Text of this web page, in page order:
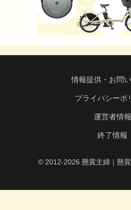
情報提供・お問
プライバシーポ
運営者情報
終了情報
© 2012-2026 懸賞主婦｜懸